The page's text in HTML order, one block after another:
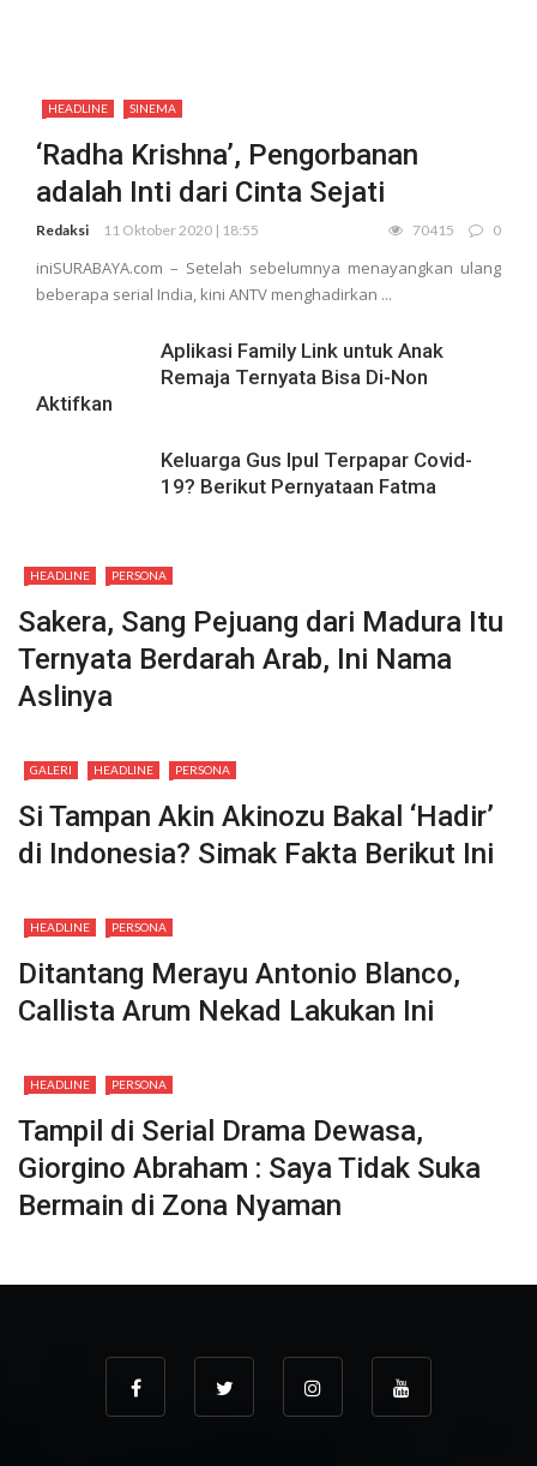
HEADLINE SINEMA
‘Radha Krishna’, Pengorbanan
adalah Inti dari Cinta Sejati
Redaksi 11 Oktober 2020 | 18:55 70415 0
iniSURABAYA.com – Setelah sebelumnya menayangkan ulang
beberapa serial India, kini ANTV menghadirkan ...
Aplikasi Family Link untuk Anak
Remaja Ternyata Bisa Di-Non
Aktifkan
Keluarga Gus Ipul Terpapar Covid-
19? Berikut Pernyataan Fatma
HEADLINE PERSONA
Sakera, Sang Pejuang dari Madura Itu
Ternyata Berdarah Arab, Ini Nama
Aslinya
GALERI HEADLINE PERSONA
Si Tampan Akin Akinozu Bakal ‘Hadir’
di Indonesia? Simak Fakta Berikut Ini
HEADLINE PERSONA
Ditantang Merayu Antonio Blanco,
Callista Arum Nekad Lakukan Ini
HEADLINE PERSONA
Tampil di Serial Drama Dewasa,
Giorgino Abraham : Saya Tidak Suka
Bermain di Zona Nyaman